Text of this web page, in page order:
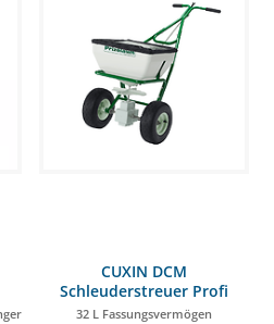
CUXIN DCM
Schleuderstreuer Profi
32 L Fassungsvermögen